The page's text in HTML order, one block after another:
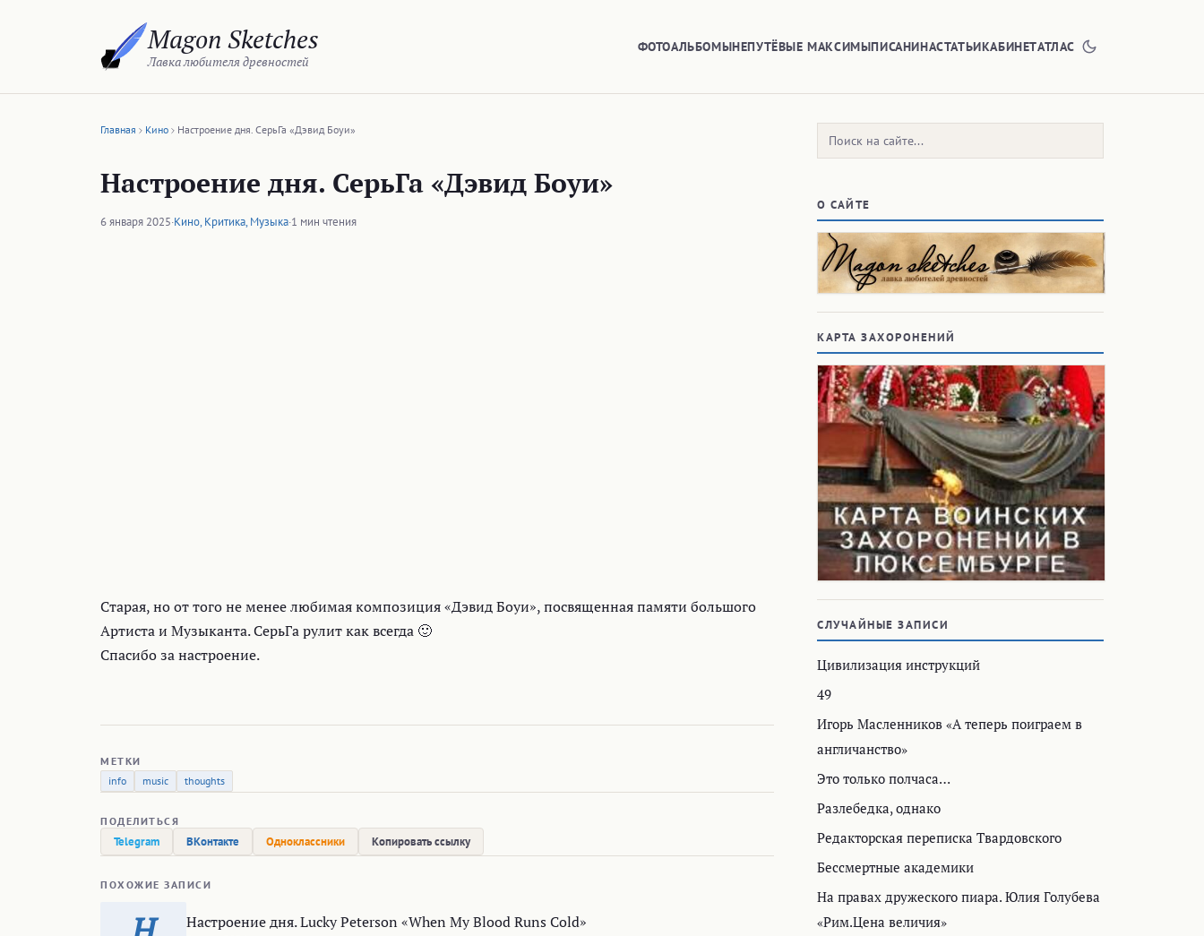
Magon Sketches
Лавка любителя древностей
ФОТОАЛЬБОМЫНЕПУТЁВЫЕ МАКСИМЫПИСАНИНАСТАТЬИКАБИНЕТАТЛАС
Главная Кино Настроение дня. СерьГа «Дэвид Боуи»
Настроение дня. СерьГа «Дэвид Боуи»
6 января 2025·Кино, Критика, Музыка·1 мин чтения
Старая, но от того не менее любимая композиция «Дэвид Боуи», посвященная памяти большого
Артиста и Музыканта. СерьГа рулит как всегда 🙂
Спасибо за настроение.
МЕТКИ
info
music thoughts
ПОДЕЛИТЬСЯ
Telegram ВКонтакте Одноклассники Копировать ссылку
ПОХОЖИЕ ЗАПИСИ
Настроение дня. Lucky Peterson «When My Blood Runs Cold»
Поиск:
О САЙТЕ
КАРТА ЗАХОРОНЕНИЙ
СЛУЧАЙНЫЕ ЗАПИСИ
Цивилизация инструкций
49
Игорь Масленников «А теперь поиграем в
англичанство»
Это только полчаса…
Разлебедка, однако
Редакторская переписка Твардовского
Бессмертные академики
На правах дружеского пиара. Юлия Голубева
«Рим.Цена величия»